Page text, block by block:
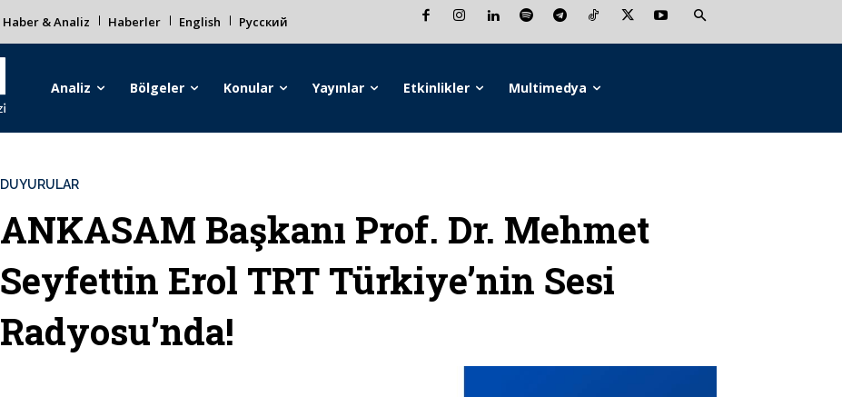
Haber & Analiz Haberler English Русский
Analiz Bölgeler Konular Yayınlar Etkinlikler Multimedya
DUYURULAR
ANKASAM Başkanı Prof. Dr. Mehmet
Seyfettin Erol TRT Türkiye’nin Sesi
Radyosu’nda!